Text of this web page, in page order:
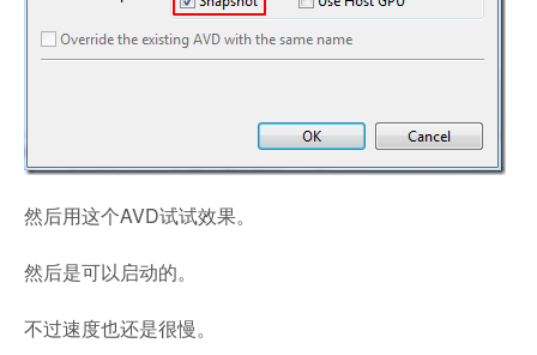
然后用这个AVD试试效果。
然后是可以启动的。
不过速度也还是很慢。